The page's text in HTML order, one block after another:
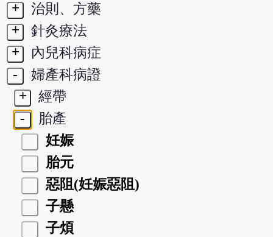
+
治則、方藥
+
針灸療法
+
內兒科病症
-
婦產科病證
+
經帶
-
胎產
妊娠
胎元
惡阻(妊娠惡阻)
子懸
子煩